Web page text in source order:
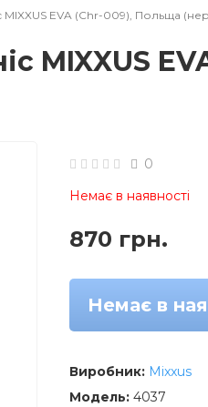
EVA (Chr-009), Польща
MIXXUS
0
Немає в наявності
870 грн.
Немає в
Виробник: Mixxus
Модель: 4037